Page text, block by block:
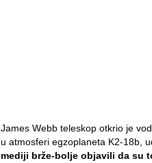
James Webb teleskop otkrio je
u atmosferi egzoplaneta K2-18b,
mediji brže-bolje objavili da su